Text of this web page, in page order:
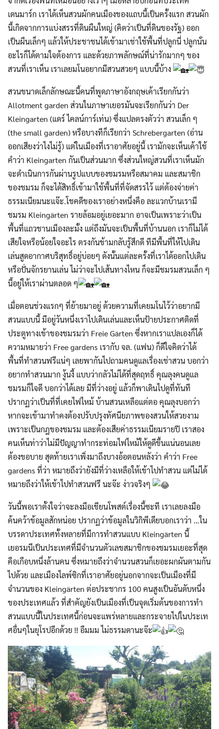
เดนมาร์ก เราได้เห็นสวนผักคนเมืองของแถบนี้เป็นครั้งแรก สวนผัก
นี้เกิดจากการแบ่งสรรที่ดินผืนใหญ่ (คิดว่าเป็นที่ดินของรัฐ) ออก
เป็นผืนเล็กๆ แล้วให้ประชาชนได้เข้ามาเช่าใช้พื้นที่ปลูกนี่ ปลูกนั่น
อะไรก็ได้ตามใจต้องการ และด้วยภาพลักษณ์ที่น่ารักมากๆ ของ
สวนที่เราเห็น เราเลยมโนอยากมีสวนสวยๆ แบบนี้บ้าง
สวนขนาดเล็กลักษณะนี้คนที่พูดภาษาอังกฤษเค้าเรียกกันว่า
Allotment garden ส่วนในภาษาเยอรมันจะเรียกกันว่า Der
Kleingarten (แดร์ ไคลน์การ์เท่น) ซึ่งแปลตรงตัวว่า สวนเล็ก ๆ
(the small garden) หรือบางทีก็เรียกว่า Schrebergarten (อ่าน
ออกเสียงว่าไงไม่รู้) แต่ในเมืองที่เราอาศัยอยู่นี้ เรามักจะเห็นเค้าใช้
คำว่า Kleingarten กันเป็นส่วนมาก ซึ่งส่วนใหญ่สวนที่เราเห็นมัก
จะดำเนินการกันผ่านรูปแบบของชมรมหรือสมาคม และสมาชิก
ของชมรม ก็จะได้สิทธิ์เข้ามาใช้พื้นที่ที่จัดสรรไว้ แต่ต้องจ่ายค่า
ธรรมเนียมนะแจ๊ะ.โชคดีของเราอย่างหนึ่งคือ ละแวกบ้านเรามี
ชมรม Kleingärten รายล้อมอยู่เยอะมาก อาจเป็นเพราะว่าเป็น
พื้นที่แถวชานเมืองละมั้ง แต่ถึงมันจะเป็นพื้นที่บ้านนอก เราก็ไม่ได้
เสียใจหรือน้อยใจอะไร ตรงกันข้ามกลับรู้สึกดี ทีมีพื้นที่ให้ไปเดิน
เล่นสูดอากาศบริสุทธิ์อยู่บ่อยๆ ดังนั้นแต่ละครั้งที่เราได้ออกไปเดิน
หรือปั่นจักรยานเล่น ไม่ว่าจะไปเส้นทางไหน ก็จะมีชมรมสวนเล็ก ๆ
นี้อยู่ให้เราผ่านตลอด ๆ
เมื่อตอนช่วงแรกๆ ที่ย้ายมาอยู่ ด้วยความที่เคยมโนไว้ว่าอยากมี
สวนแบบนี้ มีอยู่วันหนึ่งเราไปเดินเล่นและเห็นป้ายประกาศติดที่
ประตูทางเข้าของชมรมว่า Freie Gärten ซึ่งหากเราแปลเองก็ได้
ความหมายว่า Free gardens เรากับ จล. (แฟน) ก็ดีใจคิดว่าได้
พื้นที่ทำสวนฟรีแน่ๆ เลยพากันไปถามคนดูแลเรื่องเช่าสวน บอกว่า
อยากทำสวนมาก งู้นงี้ แบบว่ากลัวไม่ได้ที่สุดฤทธิ์ คุณลุงคนดูแล
ชมรมก็ใจดี บอกว่าได้เลย มีที่ว่างอยู่ แล้วก็พาเดินไปดูที่ทันที
ปรากฏว่าเป็นที่ที่เคยไฟไหม้ บ้านสวนเหลือแต่ตอ คุณลุงบอกว่า
หากจะเข้ามาทำคงต้องปรับปรุงทัศนียภาพของสวนให้สวยงาม
เพราะเป็นกฎของชมรม และต้องเสียค่าธรรมเนียมรายปี เราสอง
คนเห็นท่าว่าไม่มีปัญญาทำกระท่อมไฟไหม้ให้ดูดีขึ้นแน่นอนเลย
ต้องขอบาย สุดท้ายเราเพิ่งมาถึงบางอ้อตอนหลังว่า คำว่า Free
gardens ที่ว่า หมายถึงว่ายังมีที่ว่างเหลือให้เข้าไปทำสวน แต่ไม่ได้
หมายถึงว่าให้เข้าไปทำสวนฟรี นะจ๊ะ ง่าวจริงๆ
วันนี้พอเราตั้งใจว่าจะลงมือเขียนโพสต์เรื่องนี้ซะที เราเลยลงมือ
ค้นคว้าข้อมูลสักหน่อย ปรากฏว่าข้อมูลในวิกิพีเดียบอกเราว่า …ใน
บรรดาประเทศทั้งหลายที่มีการทำสวนแบบ Kleingärten นี้
เยอรมนีเป็นประเทศที่มีจำนวนตัวเลขสมาชิกของชมรมเยอะที่สุด
คือเกือบหนึ่งล้านคน ซึ่งหมายถึงว่าจำนวนสวนก็เยอะผกผันตามกัน
ไปด้วย และเมืองไลพ์ซิกที่เราอาศัยอยู่นอกจากจะเป็นเมืองที่มี
จำนวนของ Kleingärten ต่อประชากร 100 คนสูงเป็นอันดับหนึ่ง
ของประเทศแล้ว ที่สำคัญยังเป็นเมืองที่เป็นจุดเริ่มต้นของการทำ
สวนแบบนี้ในประเทศนี้ก่อนจะแพร่หลายและกระจายไปในประเท
ศอื่นๆในยุโรปอีกด้วย !! อืมมม ไม่ธรรมดานะจ๊ะ